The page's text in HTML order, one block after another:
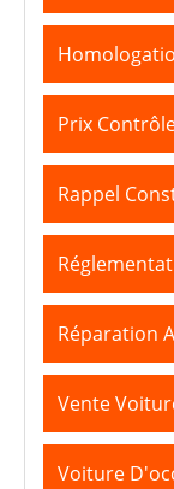
Prix
Rappel
Réparation
Vente
Voiture